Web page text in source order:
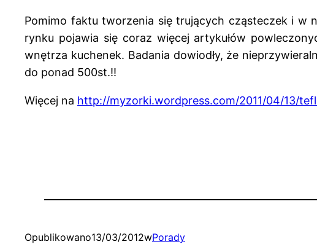
Pomimo faktu tworzenia się trujących cząsteczek i w
rynku pojawia się coraz więcej artykułów
wnętrza kuchenek. Badania dowiodły, że
do ponad 500st.!!
Więcej na http://myzorki.wordpress.com/2011/04/13/
Opublikowano13/03/2012wPorady